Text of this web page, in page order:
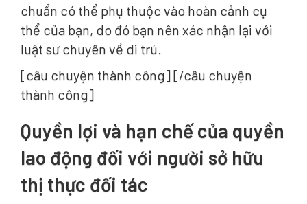
chuẩn có thể phụ thuộc vào hoàn cảnh cụ
thể của bạn, do đó bạn nên xác nhận lại với
luật sư chuyên về di trú.
[câu chuyện thành công] [/câu chuyện
thành công]
Quyền lợi và hạn chế của quyền
lao động đối với người sở hữu
thị thực đối tác